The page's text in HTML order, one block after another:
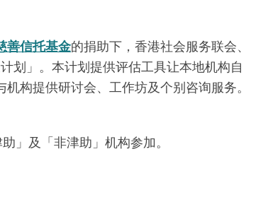
善信托基金的捐助下，香港社会服务联会、
划」。本计划提供评估工具让本地机构自
构提供研讨会、工作坊及个别咨询服务。
」及「非津助」机构参加。